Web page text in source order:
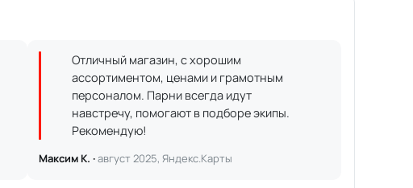
Отличный магазин, с хорошим
ассортиментом, ценами и грамотным
персоналом. Парни всегда идут
навстречу, помогают в подборе экипы.
Рекомендую!
Максим К. ·август 2025, Яндекс.Карты